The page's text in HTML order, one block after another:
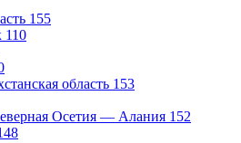
155
110
область 153
Осетия — Алания 152